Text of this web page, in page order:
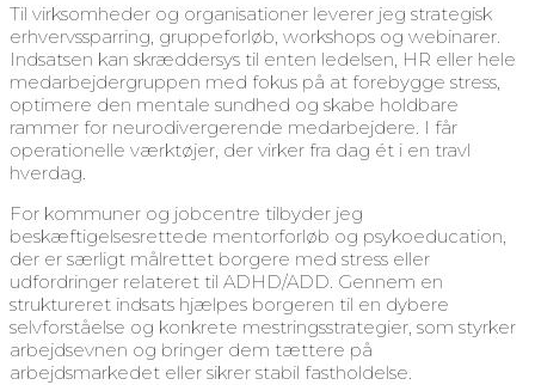
Til virksomheder og organisationer leverer jeg strategisk
erhvervssparring, gruppeforløb, workshops og webinarer.
Indsatsen kan skræddersys til enten ledelsen, HR eller hele
medarbejdergruppen med fokus på at forebygge stress,
optimere den mentale sundhed og skabe holdbare
rammer for neurodivergerende medarbejdere. I får
operationelle værktøjer, der virker fra dag ét i en travl
hverdag.
For kommuner og jobcentre tilbyder jeg
beskæftigelsesrettede mentorforløb og psykoeducation,
der er særligt målrettet borgere med stress eller
udfordringer relateret til ADHD/ADD. Gennem en
struktureret indsats hjælpes borgeren til en dybere
selvforståelse og konkrete mestringsstrategier, som styrker
arbejdsevnen og bringer dem tættere på
arbejdsmarkedet eller sikrer stabil fastholdelse.